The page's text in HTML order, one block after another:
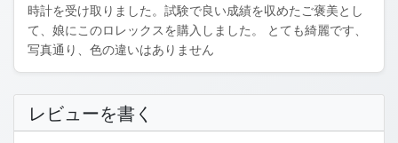
時計を受け取りました。試験で良い成績を収めたご褒美とし
て、娘にこのロレックスを購入しました。 とても綺麗です、
写真通り、色の違いはありません
レビューを書く